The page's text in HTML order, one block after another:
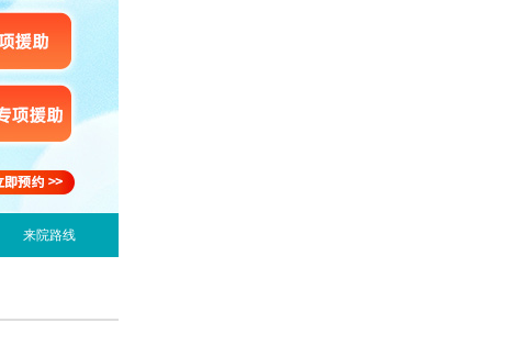
来院路线